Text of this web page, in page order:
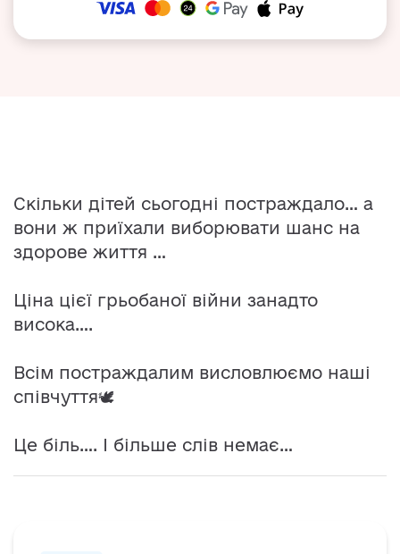
Скільки дітей сьогодні постраждало… а
вони ж приїхали виборювати шанс на
здорове життя …
Ціна цієї грьобаної війни занадто
висока….
Всім постраждалим висловлюємо наші
співчуття🕊️
Це біль…. І більше слів немає…